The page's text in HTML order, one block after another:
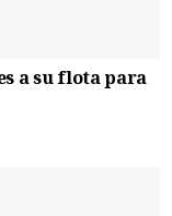
a su flota para